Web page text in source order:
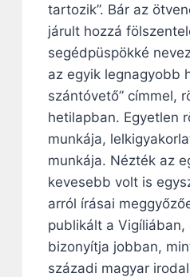
tartozik”. Bár az
járult hozzá
segédpüspökké
az egyik legnagyobb
szántóvető” címmel,
hetilapban. Egyetlen
munkája,
munkája. Nézték az
kevesebb volt is
arról írásai
publikált a
bizonyítja jobban,
századi magyar